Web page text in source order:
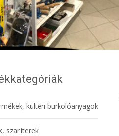
kültéri burkolóanyagok
szaniterek